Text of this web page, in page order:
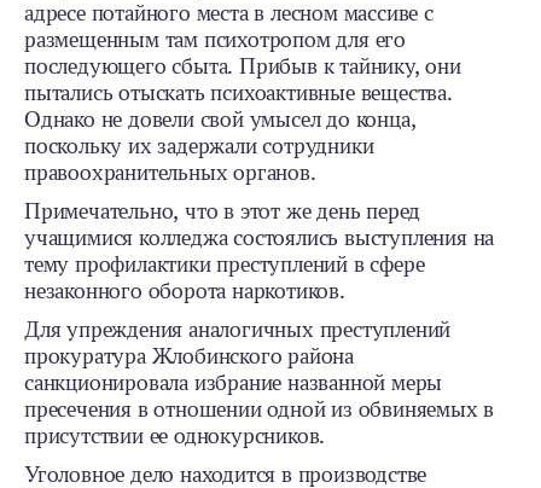
адресе потайного места в лесном массиве с
размещенным там психотропом для его
последующего сбыта. Прибыв к тайнику, они
пытались отыскать психоактивные вещества.
Однако не довели свой умысел до конца,
поскольку их задержали сотрудники
правоохранительных органов.
Примечательно, что в этот же день перед
учащимися колледжа состоялись выступления на
тему профилактики преступлений в сфере
незаконного оборота наркотиков.
Для упреждения аналогичных преступлений
прокуратура Жлобинского района
санкционировала избрание названной меры
пресечения в отношении одной из обвиняемых в
присутствии ее однокурсников.
Уголовное дело находится в производстве